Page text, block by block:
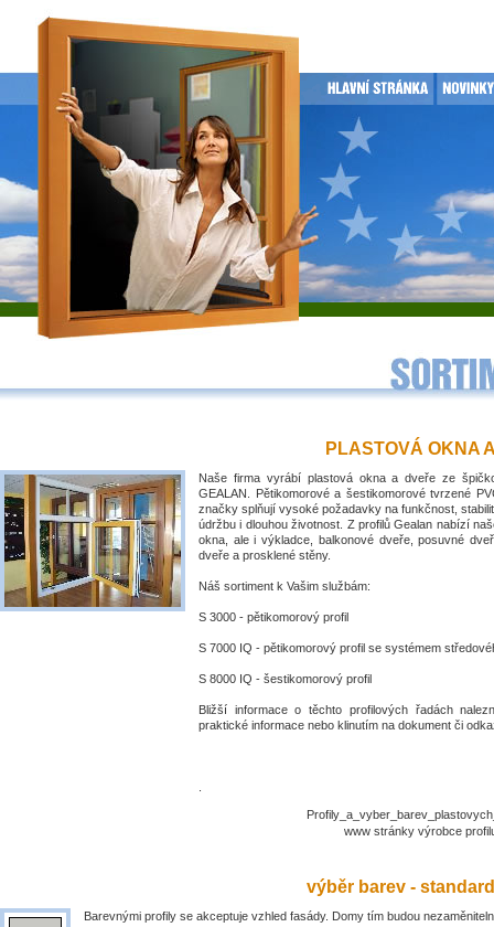
PLASTOVÁ OKNA
Naše firma vyrábí plastová okna a dveře ze
GEALAN. Pětikomorové a šestikomorové tvrzené
značky splňují vysoké požadavky na funkčnost,
údržbu i dlouhou životnost. Z profilů Gealan nabízí
okna, ale i výkladce, balkonové dveře, posuvné
dveře a prosklené stěny.
Náš sortiment k Vašim službám:
S 3000 - pětikomorový profil
S 7000 IQ - pětikomorový profil se systémem
S 8000 IQ - šestikomorový profil
Bližší informace o těchto profilových řadách
praktické informace nebo klinutím na dokument či
www stránky výrobce
výběr barev -
Barevnými profily se akceptuje vzhled fasády. Domy tím budou